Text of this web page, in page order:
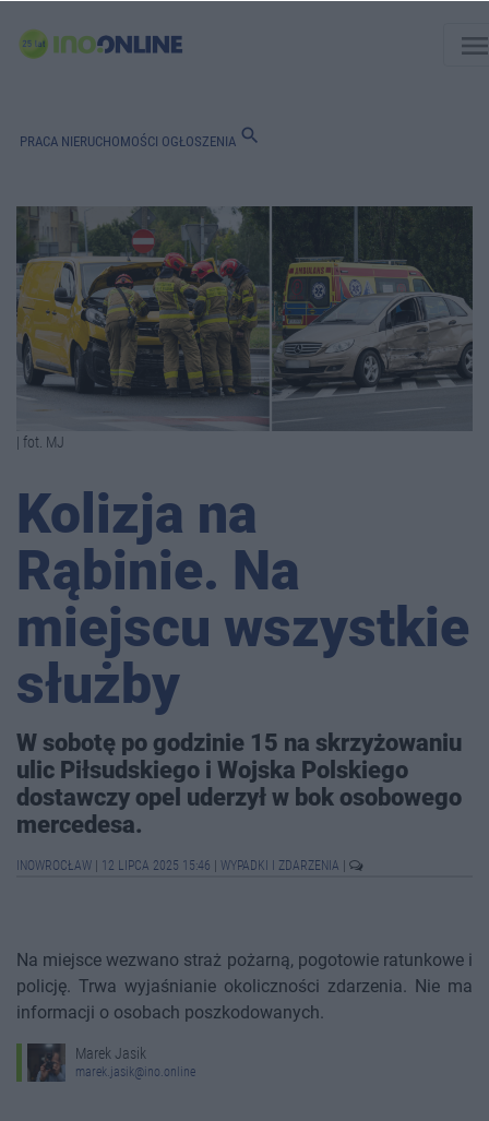
PRACA NIERUCHOMOŚCI OGŁOSZENIA search
| fot. MJ
Kolizja na
Rąbinie. Na
miejscu wszystkie
służby
W sobotę po godzinie 15 na skrzyżowaniu
ulic Piłsudskiego i Wojska Polskiego
dostawczy opel uderzył w bok osobowego
mercedesa.
INOWROCŁAW 12 LIPCA 2025 15:46 WYPADKI I ZDARZENIA
Na miejsce wezwano straż pożarną, pogotowie ratunkowe i
policję. Trwa wyjaśnianie okoliczności zdarzenia. Nie ma
informacji o osobach poszkodowanych.
Marek Jasik
marek.jasik@ino.online